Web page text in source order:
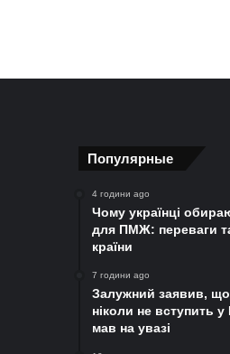
Популярные
4 години ago
Чому українці
для ПМЖ: переваги
країни
7 години ago
Залужний заявив, що
ніколи не вступить
мав на увазі